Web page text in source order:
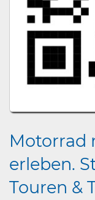
Motorrad
erleben.
Touren &